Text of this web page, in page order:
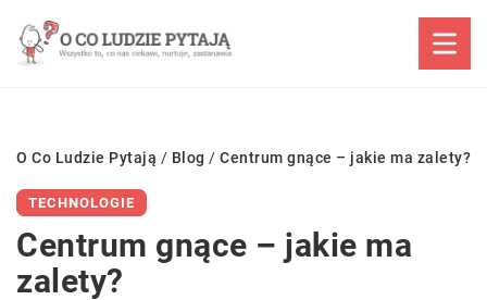
O Co Ludzie Pytają / Blog / Centrum gnące – jakie ma zalety?
TECHNOLOGIE
Centrum gnące – jakie ma
zalety?